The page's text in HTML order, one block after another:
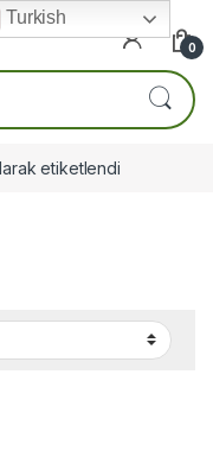
0
etiketlendi
Turkish